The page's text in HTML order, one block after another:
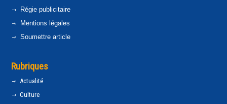
Régie publicitaire
Mentions légales
Soumettre article
Rubriques
Actualité
Culture